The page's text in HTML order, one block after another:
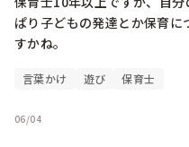
ぱり子どもの発達とか保育
すかね。
言葉かけ 遊び 保育士
06/04